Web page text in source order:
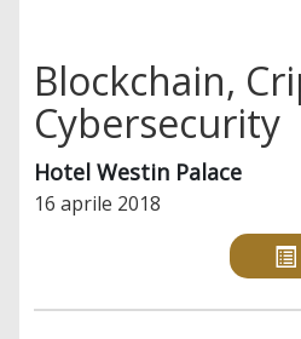
Blockchain,
Cybersecurity
Hotel Westin Palace
16 aprile 2018